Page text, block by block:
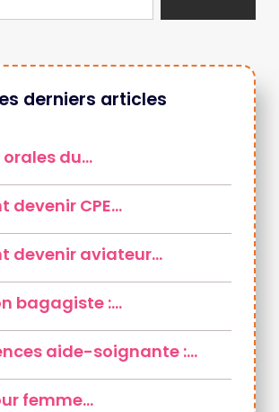
derniers articles
orales du…
devenir CPE…
devenir aviateur…
bagagiste :…
aide-soignante :…
femme…